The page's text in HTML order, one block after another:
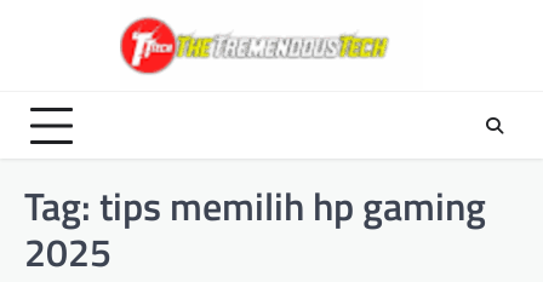
Tag:tips memilih hp gaming
2025